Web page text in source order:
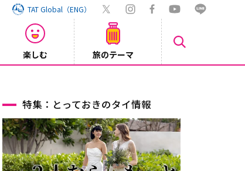
TAT Global（ENG）
楽しむ 旅のテーマ
特集：とっておきのタイ情報